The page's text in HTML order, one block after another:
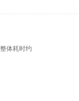
体耗时约